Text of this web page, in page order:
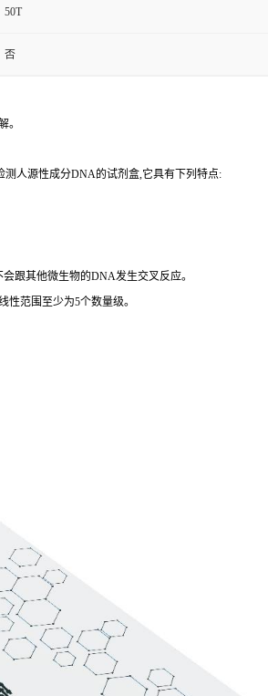
50T
否
。
人源性成分DNA的试剂盒,它具有下列特点:
跟其他微生物的DNA发生交叉反应。
范围至少为5个数量级。